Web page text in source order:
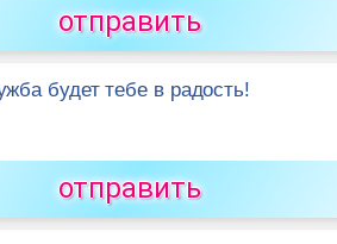
отправить
будет тебе в радость!
отправить